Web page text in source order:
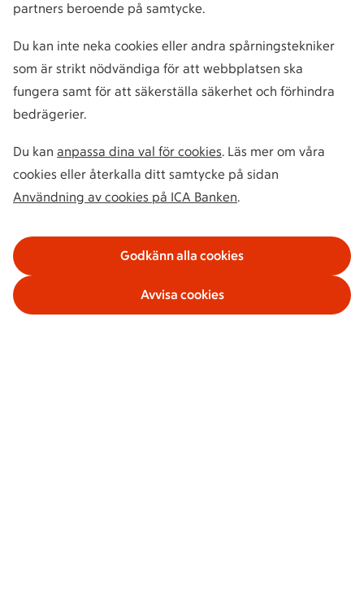
partners beroende på samtycke.
Du kan inte neka cookies eller andra spårningstekniker
som är strikt nödvändiga för att webbplatsen ska
fungera samt för att säkerställa säkerhet och förhindra
bedrägerier.
Du kan anpassa dina val för cookies. Läs mer om våra
cookies eller återkalla ditt samtycke på sidan
Användning av cookies på ICA Banken.
Godkänn alla cookies
Avvisa cookies